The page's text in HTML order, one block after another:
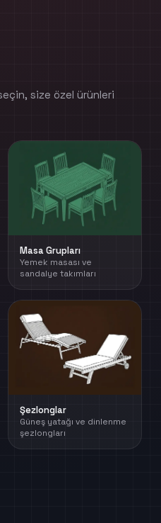
size özel ürünleri
Masa Grupları
Yemek masası ve
sandalye takımları
Şezlonglar
Güneş yatağı ve dinlenme
şezlongları